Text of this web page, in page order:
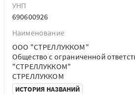
УНП
690600926
Наименование
ООО "СТРЕЛЛУККОМ"
Общество с ограниченной
"СТРЕЛЛУККОМ"
СТРЕЛЛУККОМ
ИСТОРИЯ НАЗВАНИЙ